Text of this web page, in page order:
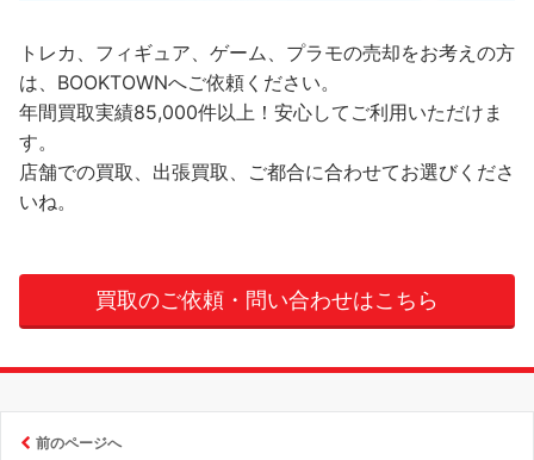
トレカ、フィギュア、ゲーム、プラモの売却をお考えの方
は、BOOKTOWNへご依頼ください。
年間買取実績85,000件以上！安心してご利用いただけま
す。
店舗での買取、出張買取、ご都合に合わせてお選びくださ
いね。
買取のご依頼・問い合わせはこちら
前のページへ